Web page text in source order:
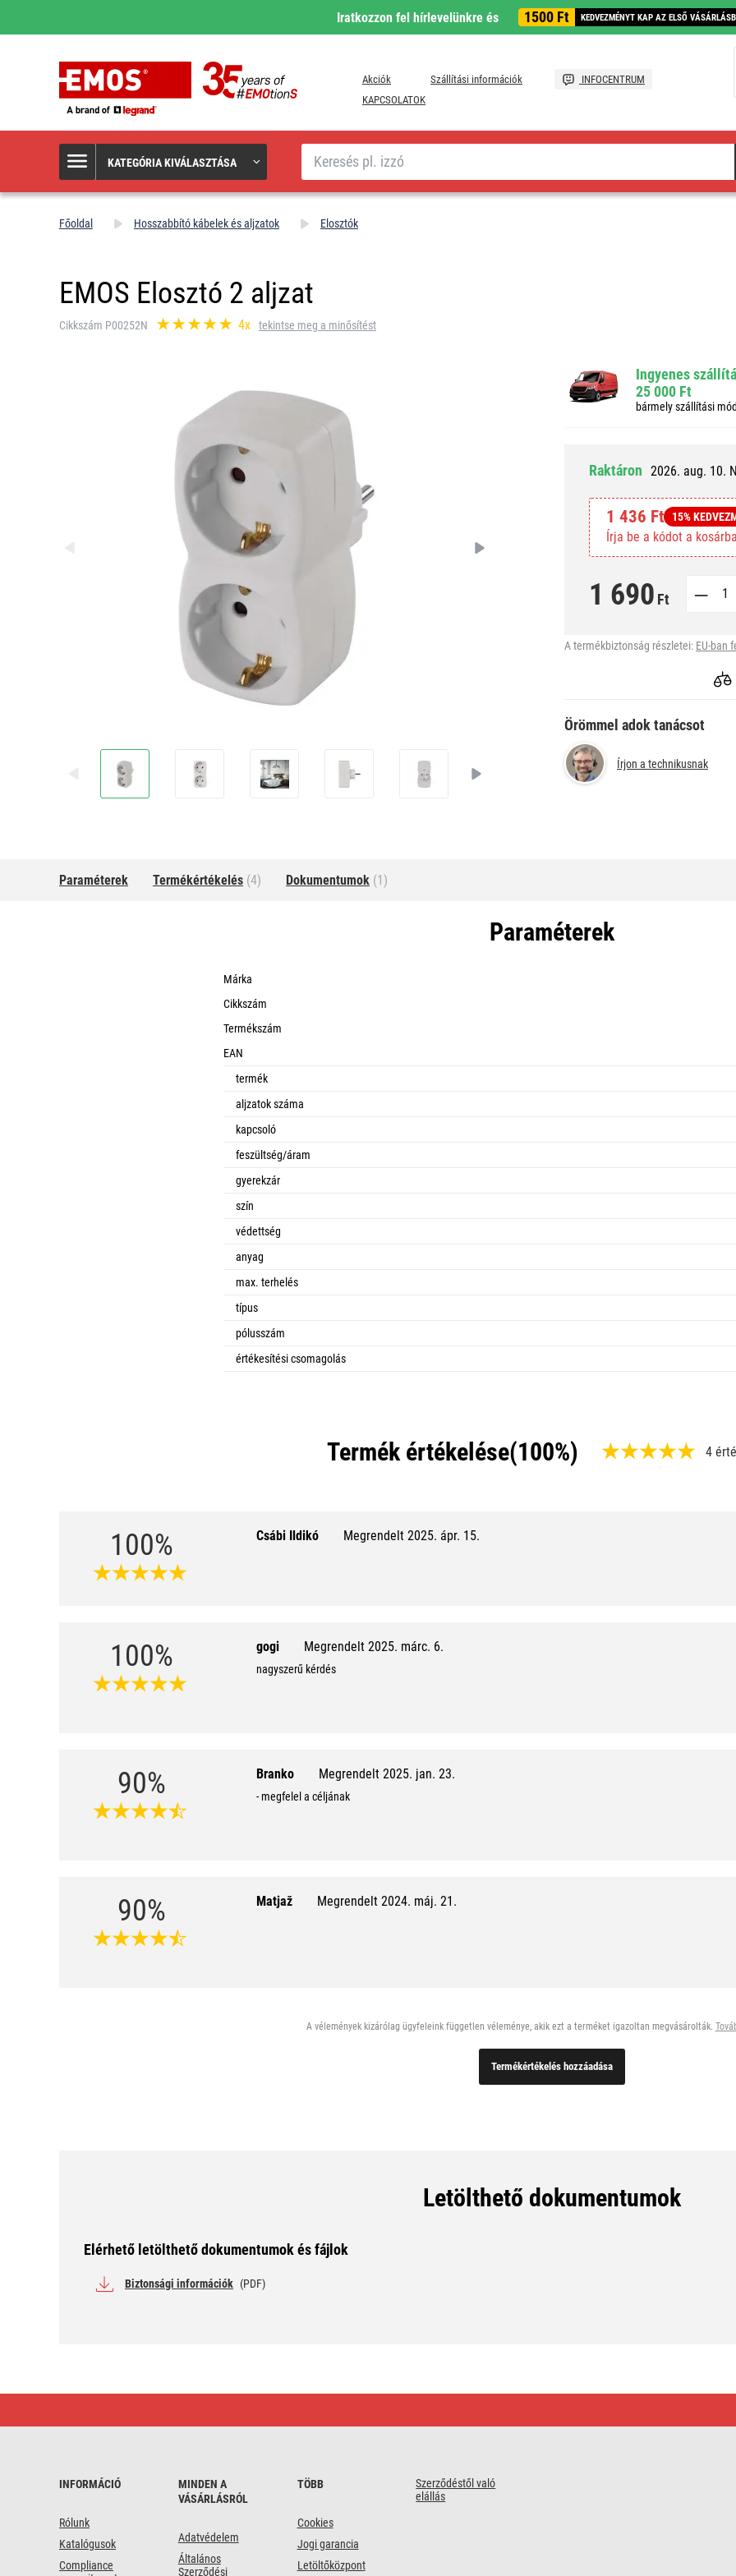
Iratkozzon fel hírlevelünkre és 1500 Ft KEDVEZMÉNYT KAP AZ ELSŐ
Akciók Szállítási információk
INFOCENTRUM
KAPCSOLATOK
KATEGÓRIA KIVÁLASZTÁSA
Keresés
Főoldal Hosszabbító kábelek és aljzatok Elosztók
EMOS Elosztó 2 aljzat
Cikkszám P00252N 4x tekintse meg a minősítést
Ingyenes
25 000 Ft
bármely szállítási
Raktáron 2026. aug. 10.
1 436 Ft 15%
Írja be a kódot a
1 690 Ft
A termékbiztonság részletei: EU-ban
Örömmel adok tanácsot
Írjon a technikusnak
Paraméterek Termékértékelés (4) Dokumentumok (1)
Paraméterek
Márka
Cikkszám
Termékszám
EAN
termék
aljzatok száma
kapcsoló
feszültség/áram
gyerekzár
szín
védettség
anyag
max. terhelés
típus
pólusszám
értékesítési csomagolás
Termék értékelése
,
1
(100%) 4
100% Csábi Ildikó Megrendelt 2025. ápr. 15.
100% gogi Megrendelt 2025. márc. 6.
nagyszerű kérdés
90% Branko Megrendelt 2025. jan. 23.
- megfelel a céljának
90% Matjaž Megrendelt 2024. máj. 21.
A vélemények kizárólag ügyfeleink független véleménye, akik ezt a terméket igazoltan megvásárolták.
Termékértékelés hozzáadása
Letölthető dokumentumok
Elérhető letölthető dokumentumok és fájlok
Biztonsági információk (PDF)
2
INFORMÁCIÓ
Rólunk
Katalógusok
Compliance
MINDEN A
VÁSÁRLÁSRÓL
Adatvédelem
Általános
Szerződési
TÖBB
Cookies
Jogi garancia
Letöltőközpont
Szerződéstől való
elállás